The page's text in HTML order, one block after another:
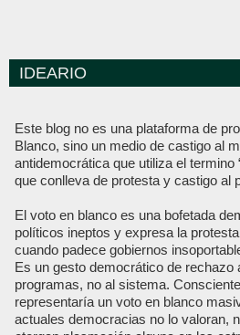
IDEARIO
Este blog no es una plataforma de
Blanco, sino un medio de castigo al
antidemocrática que utiliza el termino
que conlleva de protesta y castigo al
El voto en blanco es una bofetada
políticos ineptos y expresa la
cuando padece gobiernos
Es un gesto democrático de rechazo
programas, no al sistema.
representaría un voto en blanco
actuales democracias no lo valoran,